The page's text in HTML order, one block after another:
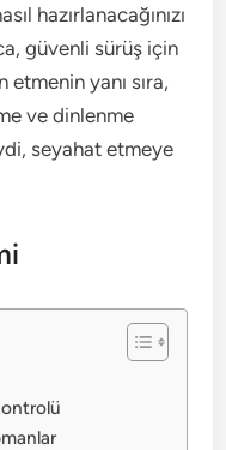
hazırlanacağınızı
güvenli sürüş için
yanı sıra,
ve dinlenme
seyahat etmeye